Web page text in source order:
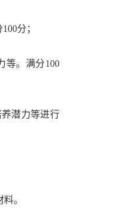
100分；
等。满分100
潜力等进行
。